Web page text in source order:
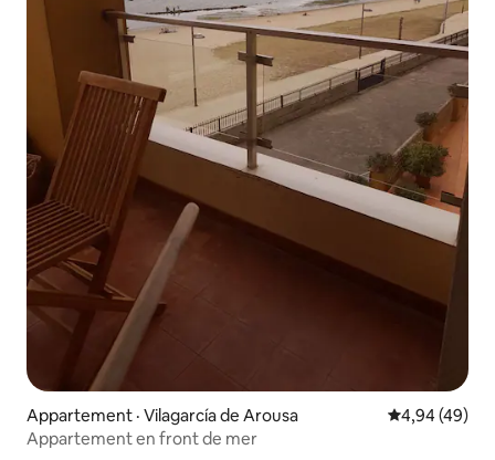
Appartement · Vilagarcía de Arousa Note
4,94 (49)
Appartement en front de mer